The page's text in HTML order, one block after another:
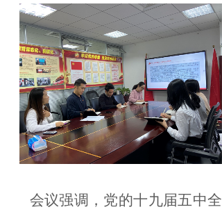
会议强调，党的十九届五中全